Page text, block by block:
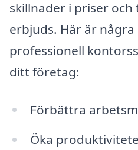
skillnader i priser och
erbjuds. Här är
professionell
ditt företag:
Förbättra
Öka